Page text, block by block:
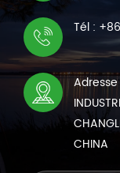
Tél :
Adresse
CHINA